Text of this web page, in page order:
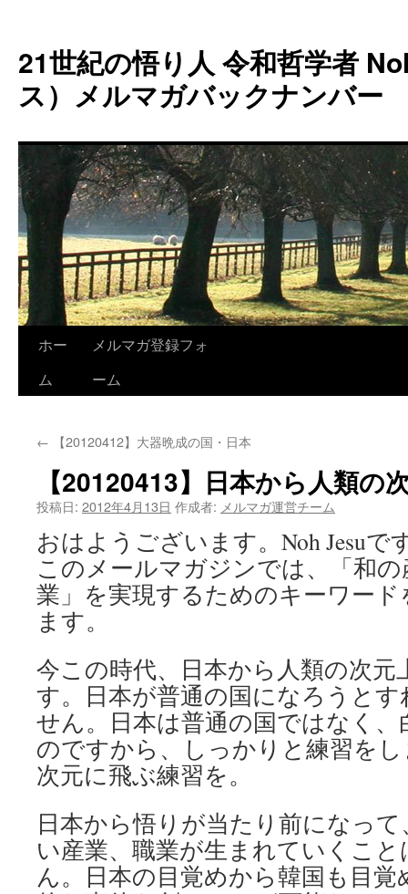
テ
ン
ツ
へ
キ
ッ
プ
21世紀の悟り人 令和哲学者
ス）メルマガバックナンバー
ホー
ム
メルマガ登録フォ
ーム
← 【20120412】大器晩成の国・日本
【20120413】日本から人類
投稿日: 2012年4月13日 作成者: メルマガ運営チーム
おはようございます。Noh Jesuで
このメールマガジンでは、「和
業」を実現するためのキーワー
ます。
今この時代、日本から人類の次元
す。日本が普通の国になろうと
せん。日本は普通の国ではなく
のですから、しっかりと練習を
次元に飛ぶ練習を。
日本から悟りが当たり前になっ
い産業、職業が生まれていくこ
ん。日本の目覚めから韓国も目